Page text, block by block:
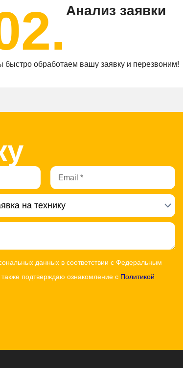
Анализ заявки
быстро обработаем вашу заявку и перезвоним!
Email
данных в соответствии с Федеральным
подтверждаю ознакомление с Политикой